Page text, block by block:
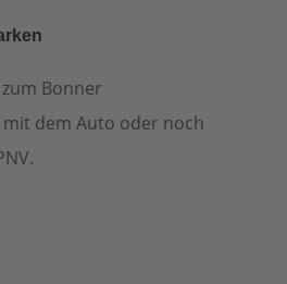
Bonner
dem Auto oder noch